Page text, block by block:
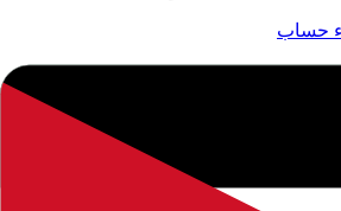
حساب
للاستخدام الشخصي والتعليمي فقط.